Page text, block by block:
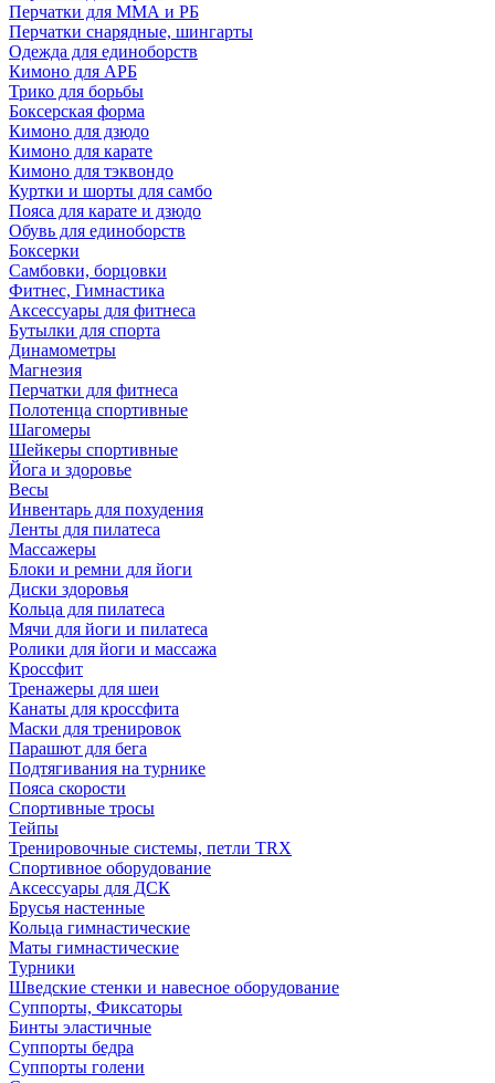
Перчатки для ММА и РБ
Перчатки снарядные, шингарты
Одежда для единоборств
Кимоно для АРБ
Трико для борьбы
Боксерская форма
Кимоно для дзюдо
Кимоно для карате
Кимоно для тэквондо
Куртки и шорты для самбо
Пояса для карате и дзюдо
Обувь для единоборств
Боксерки
Самбовки, борцовки
Фитнес, Гимнастика
Аксессуары для фитнеса
Бутылки для спорта
Динамометры
Магнезия
Перчатки для фитнеса
Полотенца спортивные
Шагомеры
Шейкеры спортивные
Йога и здоровье
Весы
Инвентарь для похудения
Ленты для пилатеса
Массажеры
Блоки и ремни для йоги
Диски здоровья
Кольца для пилатеса
Мячи для йоги и пилатеса
Ролики для йоги и массажа
Кроссфит
Тренажеры для шеи
Канаты для кроссфита
Маски для тренировок
Парашют для бега
Подтягивания на турнике
Пояса скорости
Спортивные тросы
Тейпы
Тренировочные системы, петли TRX
Спортивное оборудование
Аксессуары для ДСК
Брусья настенные
Кольца гимнастические
Маты гимнастические
Турники
Шведские стенки и навесное оборудование
Суппорты, Фиксаторы
Бинты эластичные
Суппорты бедра
Суппорты голени